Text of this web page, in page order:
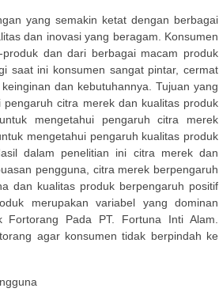
yang semakin ketat dengan berbagai
dan inovasi yang beragam. Konsumen
dan dari berbagai macam produk
saat ini konsumen sangat pintar, cermat
dan kebutuhannya. Tujuan yang
citra merek dan kualitas produk
mengetahui pengaruh citra merek
mengetahui pengaruh kualitas produk
dalam penelitian ini citra merek dan
pengguna, citra merek berpengaruh
dan kualitas produk berpengaruh positif
merupakan variabel yang dominan
Fortorang Pada PT. Fortuna Inti Alam.
agar konsumen tidak berpindah ke